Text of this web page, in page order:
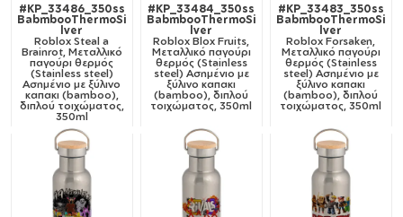
#KP_33486_350ss
BabmbooThermoSi
lver
Roblox Steal a
Brainrot, Μεταλλικό
παγούρι θερμός
(Stainless steel)
Ασημένιο με ξύλινο
καπακι (bamboo),
διπλού τοιχώματος,
350ml
#KP_33484_350ss
BabmbooThermoSi
lver
Roblox Blox Fruits,
Μεταλλικό παγούρι
θερμός (Stainless
steel) Ασημένιο με
ξύλινο καπακι
(bamboo), διπλού
τοιχώματος, 350ml
#KP_33483_350ss
BabmbooThermoSi
lver
Roblox Forsaken,
Μεταλλικό παγούρι
θερμός (Stainless
steel) Ασημένιο με
ξύλινο καπακι
(bamboo), διπλού
τοιχώματος, 350ml